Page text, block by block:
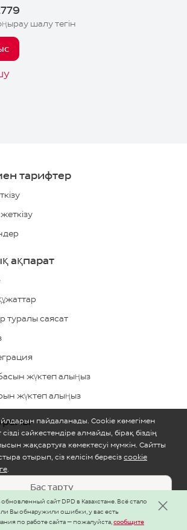
сайт DPD в Казахстане. Всё стало
Вы обнаружили ошибки, у вас есть
по работе сайта — пожалуйста,сообщите
есептеу
тарифтер
ақпарат
туралы саясат
жүктеп алыңыз
жүктеп алыңыз
орындары
шалу тегін
пайдаланады. Cookie көмегімен
сәйкестендіре алмайды, бірақ біздің
жақсартуға көмектесуі мүмкін. Сайтты
отырып, сіз келісім бересіз cookie
.
Бас тарту
Баптау